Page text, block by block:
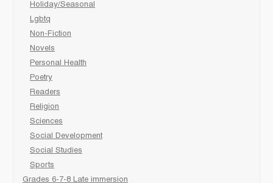
Holiday/Seasonal
Lgbtq
Non-Fiction
Novels
Personal Health
Poetry
Readers
Religion
Sciences
Social Development
Social Studies
Sports
Grades 6-7-8 Late immersion